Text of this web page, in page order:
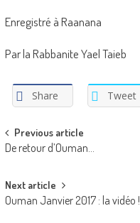
Enregistré à Raanana
Par la Rabbanite Yael Taieb
Share Tweet
Post
navigation
Previous article
De retour d’Ouman…
Next article
Ouman Janvier 2017 : la vidéo !